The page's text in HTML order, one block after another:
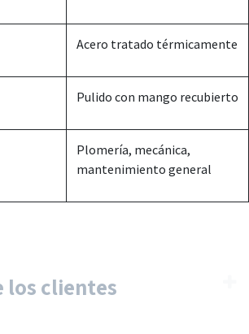
Acero tratado térmicamente
Pulido con mango recubierto
Plomería, mecánica,
mantenimiento general
los clientes